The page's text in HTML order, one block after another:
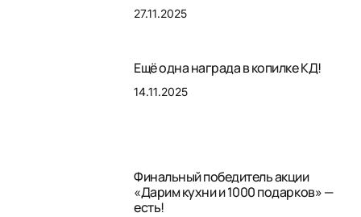
27.11.2025
Ещё одна награда в копилке КД!
14.11.2025
Финальный победитель акции
«Дарим кухни и 1000 подарков» —
есть!